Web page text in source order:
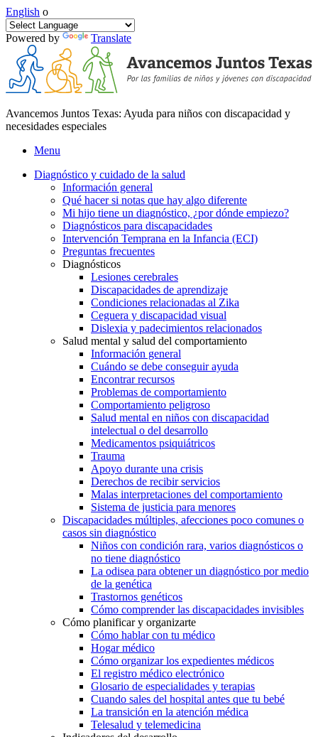
English o
Powered by Translate
Avancemos Juntos Texas: Ayuda para niños con discapacidad y
necesidades especiales
Menu
Diagnóstico y cuidado de la salud
Información general
Qué hacer si notas que hay algo diferente
Mi hijo tiene un diagnóstico, ¿por dónde empiezo?
Diagnósticos para discapacidades
Intervención Temprana en la Infancia (ECI)
Preguntas frecuentes
Diagnósticos
Lesiones cerebrales
Discapacidades de aprendizaje
Condiciones relacionadas al Zika
Ceguera y discapacidad visual
Dislexia y padecimientos relacionados
Salud mental y salud del comportamiento
Información general
Cuándo se debe conseguir ayuda
Encontrar recursos
Problemas de comportamiento
Comportamiento peligroso
Salud mental en niños con discapacidad
intelectual o del desarrollo
Medicamentos psiquiátricos
Trauma
Apoyo durante una crisis
Derechos de recibir servicios
Malas interpretaciones del comportamiento
Sistema de justicia para menores
Discapacidades múltiples, afecciones poco comunes o
casos sin diagnóstico
Niños con condición rara, varios diagnósticos o
no tiene diagnóstico
La odisea para obtener un diagnóstico por medio
de la genética
Trastornos genéticos
Cómo comprender las discapacidades invisibles
Cómo planificar y organizarte
Cómo hablar con tu médico
Hogar médico
Cómo organizar los expedientes médicos
El registro médico electrónico
Glosario de especialidades y terapias
Cuando sales del hospital antes que tu bebé
La transición en la atención médica
Telesalud y telemedicina